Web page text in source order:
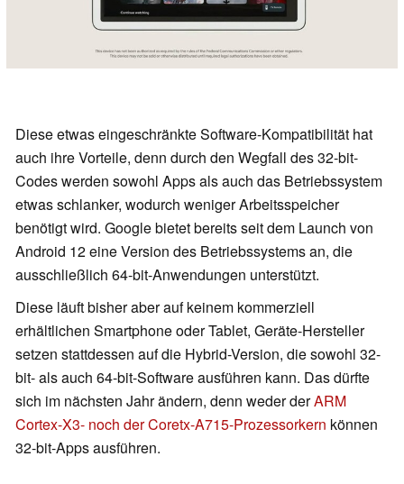
Diese etwas eingeschränkte Software-Kompatibilität hat
auch ihre Vorteile, denn durch den Wegfall des 32-bit-
Codes werden sowohl Apps als auch das Betriebssystem
etwas schlanker, wodurch weniger Arbeitsspeicher
benötigt wird. Google bietet bereits seit dem Launch von
Android 12 eine Version des Betriebssystems an, die
ausschließlich 64-bit-Anwendungen unterstützt.
Diese läuft bisher aber auf keinem kommerziell
erhältlichen Smartphone oder Tablet, Geräte-Hersteller
setzen stattdessen auf die Hybrid-Version, die sowohl 32-
bit- als auch 64-bit-Software ausführen kann. Das dürfte
sich im nächsten Jahr ändern, denn weder derARM
Cortex-X3- noch der Coretx-A715-Prozessorkern können
32-bit-Apps ausführen.